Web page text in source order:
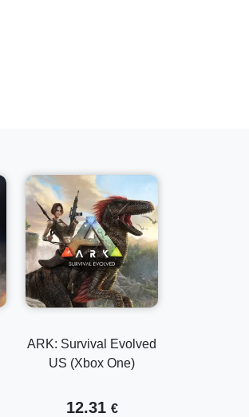
ARK: Survival Evolved
US (Xbox One)
12.31 €